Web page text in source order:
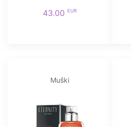
43.00 EUR
Muški